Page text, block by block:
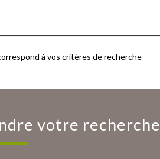
à vos critères de recherche
votre recherche